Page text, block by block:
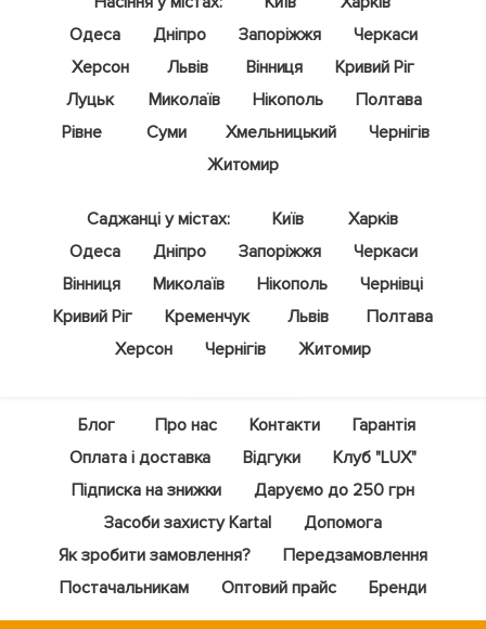
Одеса
Дніпро Запоріжжя
Черкаси
Херсон
Львів Вінниця
Кривий Ріг
Луцьк
Миколаїв Нікополь
Полтава
Рівне
Суми Хмельницький
Чернігів
Житомир
Саджанці у містах: Київ
Харків
Одеса
Дніпро Запоріжжя
Черкаси
Вінниця
Миколаїв Нікополь
Чернівці
Кривий Ріг
Кременчук Львів
Полтава
Херсон
Чернігів Житомир
Блог Про нас Контакти
Гарантія
Оплата і доставка
Відгуки
Клуб "LUX"
Підписка на знижки
Даруємо до 250 грн
Засоби захисту Kartal
Допомога
Як зробити замовлення?
Передзамовлення
Постачальникам
Оптовий прайс Бренди